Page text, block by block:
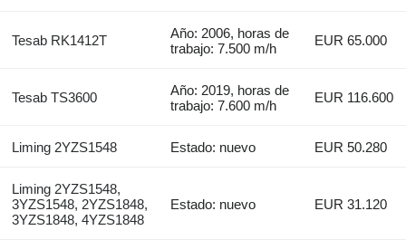
Tesab RK1412T
Año: 2006, horas de
trabajo: 7.500 m/h
EUR 65.000
Tesab TS3600
Año: 2019, horas de
trabajo: 7.600 m/h
EUR 116.600
Liming 2YZS1548 Estado: nuevo EUR 50.280
Liming 2YZS1548,
3YZS1548, 2YZS1848,
3YZS1848, 4YZS1848
Estado: nuevo EUR 31.120